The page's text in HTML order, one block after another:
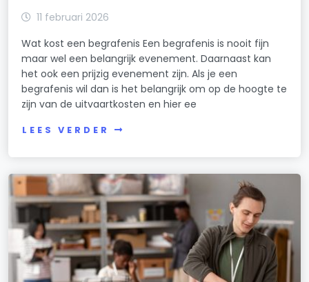
11 februari 2026
Wat kost een begrafenis Een begrafenis is nooit fijn
maar wel een belangrijk evenement. Daarnaast kan
het ook een prijzig evenement zijn. Als je een
begrafenis wil dan is het belangrijk om op de hoogte te
zijn van de uitvaartkosten en hier ee
LEES VERDER